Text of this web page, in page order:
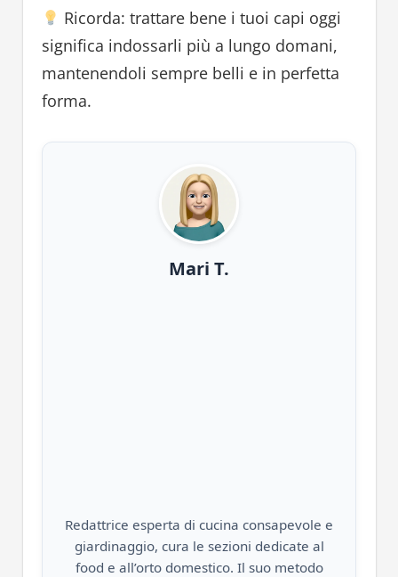
Ricorda: trattare bene i tuoi capi oggi
significa indossarli più a lungo domani,
mantenendoli sempre belli e in perfetta
forma.
Mari T.
Redattrice esperta di cucina consapevole e
giardinaggio, cura le sezioni dedicate al
food e all’orto domestico. Il suo metodo